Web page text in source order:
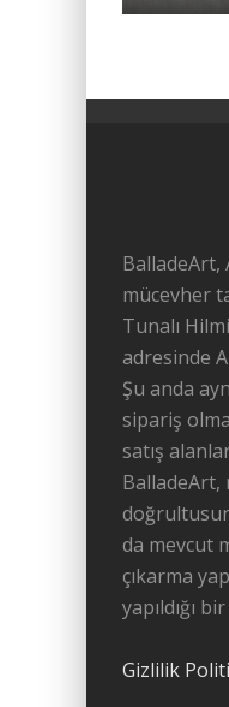
BalladeArt,
mücevher
Tunalı
adresinde
Şu anda
sipariş
satış
da mevcut
çıkarma
yapıldığı
Gizlilik